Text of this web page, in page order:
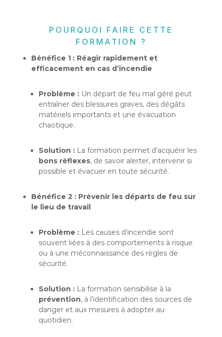
POURQUOI FAIRE CETTE
FORMATION ?
Bénéfice 1 : Réagir rapidement et
efficacement en cas d’incendie
Problème : Un départ de feu mal géré peut
entraîner des blessures graves, des dégâts
matériels importants et une évacuation
chaotique.
Solution : La formation permet d’acquérir les
bons réflexes, de savoir alerter, intervenir si
possible et évacuer en toute sécurité.
Bénéfice 2 : Prévenir les départs de feu sur
le lieu de travail
Problème : Les causes d’incendie sont
souvent liées à des comportements à risque
ou à une méconnaissance des règles de
sécurité.
Solution : La formation sensibilise à la
prévention, à l’identification des sources de
danger et aux mesures à adopter au
quotidien.